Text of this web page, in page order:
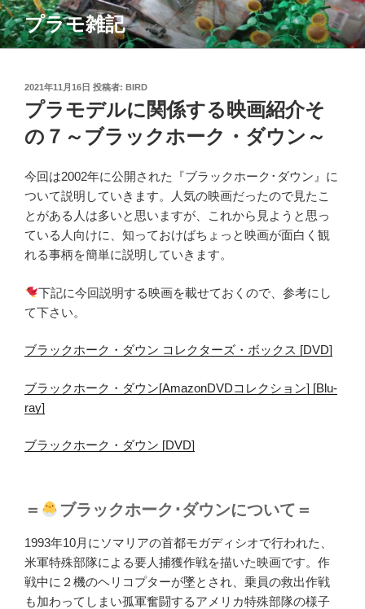
コ
ン
テ
プラモ雑記
投
稿
日:
2021年11月16日 投稿者: BIRD
プラモデルに関係する映画紹介そ
の７～ブラックホーク・ダウン～
今回は2002年に公開された『ブラックホーク･ダウン』に
ついて説明していきます。人気の映画だったので見たこ
とがある人は多いと思いますが、これから見ようと思っ
ている人向けに、知っておけばちょっと映画が面白く観
れる事柄を簡単に説明していきます。
下記に今回説明する映画を載せておくので、参考にし
て下さい。
ブラックホーク・ダウン コレクターズ・ボックス [DVD]
ブラックホーク・ダウン[AmazonDVDコレクション] [Blu-
ray]
ブラックホーク・ダウン [DVD]
＝ ブラックホーク･ダウンについて＝
1993年10月にソマリアの首都モガディシオで行われた、
米軍特殊部隊による要人捕獲作戦を描いた映画です。作
戦中に２機のヘリコプターが墜とされ、乗員の救出作戦
も加わってしまい孤軍奮闘するアメリカ特殊部隊の様子